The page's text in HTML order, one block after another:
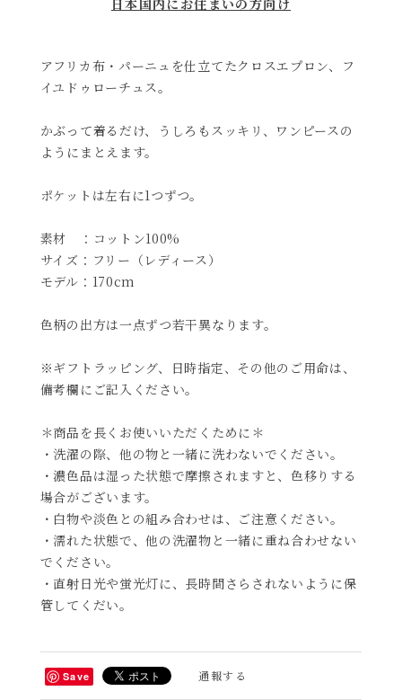
アフリカ布・パーニュを仕立てたクロスエプロン、フ
イユドゥローチュス。
かぶって着るだけ、うしろもスッキリ、ワンピースの
ようにまとえます。
ポケットは左右に1つずつ。
素材 ：コットン100%
サイズ：フリー（レディース）
モデル：170cm
色柄の出方は一点ずつ若干異なります。
※ギフトラッピング、日時指定、その他のご用命は、
備考欄にご記入ください。
＊商品を長くお使いいただくために＊
・洗濯の際、他の物と一緒に洗わないでください。
・濃色品は湿った状態で摩擦されますと、色移りする
場合がございます。
・白物や淡色との組み合わせは、ご注意ください。
・濡れた状態で、他の洗濯物と一緒に重ね合わせない
でください。
・直射日光や蛍光灯に、長時間さらされないように保
管してくだい。
Save 通報する